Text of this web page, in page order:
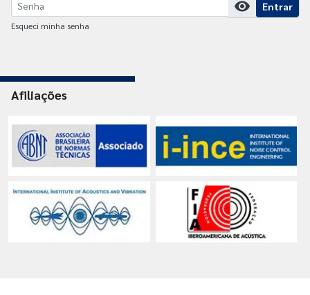
visibility Entrar
Esqueci minha senha
Afiliações